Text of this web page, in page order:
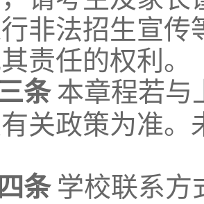
非法招生宣传
责任的权利。
条 本章程若与
关政策为准
四条 学校联系方